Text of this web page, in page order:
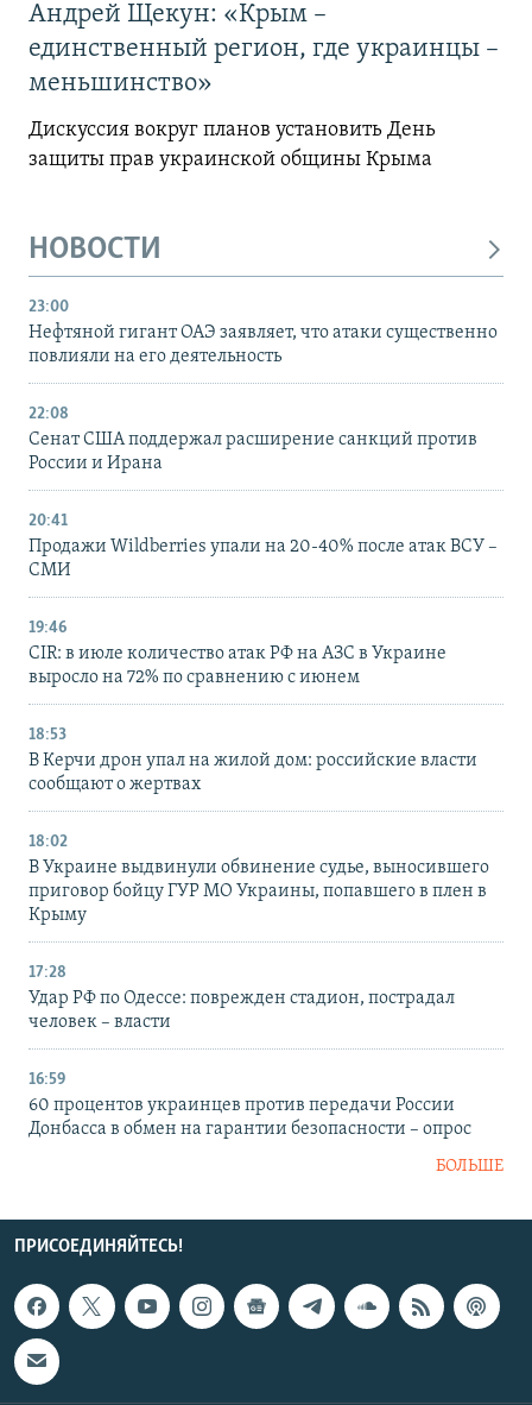
Андрей Щекун: «Крым –
единственный регион, где украинцы –
меньшинство»
Дискуссия вокруг планов установить День
защиты прав украинской общины Крыма
НОВОСТИ
23:00
Нефтяной гигант ОАЭ заявляет, что атаки существенно
повлияли на его деятельность
22:08
Сенат США поддержал расширение санкций против
России и Ирана
20:41
Продажи Wildberries упали на 20-40% после атак ВСУ –
СМИ
19:46
CIR: в июле количество атак РФ на АЗС в Украине
выросло на 72% по сравнению с июнем
18:53
В Керчи дрон упал на жилой дом: российские власти
сообщают о жертвах
18:02
В Украине выдвинули обвинение судье, выносившего
приговор бойцу ГУР МО Украины, попавшего в плен в
Крыму
17:28
Удар РФ по Одессе: поврежден стадион, пострадал
человек – власти
16:59
60 процентов украинцев против передачи России
Донбасса в обмен на гарантии безопасности – опрос
БОЛЬШЕ
ПРИСОЕДИНЯЙТЕСЬ!